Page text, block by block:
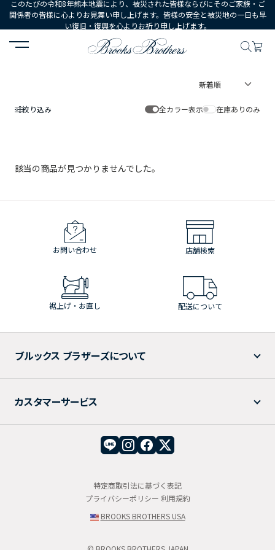
このたびの令和8年熊本地震により、被災された皆様ならびにそのご家族・ご
関係者の皆様に心よりお見舞い申し上げます。皆様の安全と被災地の一日も早
い復旧・復興を心よりお祈り申し上げます。
HOME
絞り込み 全カラー表示 在庫ありのみ
該当の商品が見つかりませんでした。
お問い合わせ 店舗検索
裾上げ・お直し 配送について
ブルックス ブラザーズについて
カスタマーサービス
特定商取引法に基づく表記
プライバシーポリシー 利用規約
BROOKS BROTHERS USA